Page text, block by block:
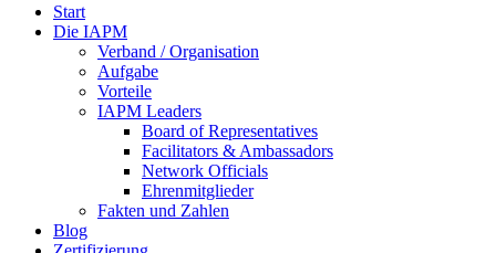
Start
Die IAPM
Verband / Organisation
Aufgabe
Vorteile
IAPM Leaders
Board of Representatives
Facilitators & Ambassadors
Network Officials
Ehrenmitglieder
Fakten und Zahlen
Blog